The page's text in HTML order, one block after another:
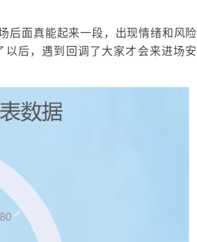
后面真能起来一段，出现情绪和风险
后，遇到回调了大家才会来进场安